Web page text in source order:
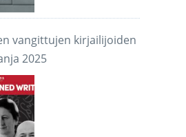
vangittujen kirjailijoiden
2025